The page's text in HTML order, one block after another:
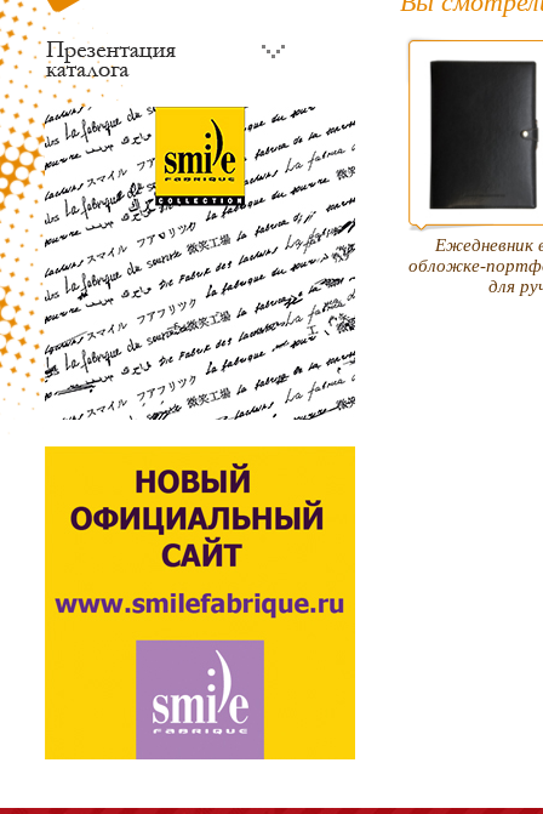
Ежедневник
обложке-
для